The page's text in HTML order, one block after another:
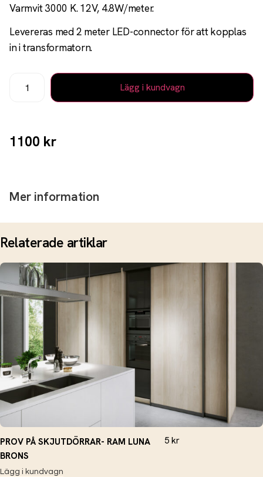
Varmvit 3000 K. 12V, 4.8W/meter.
Levereras med 2 meter LED-connector för att kopplas
in i transformatorn.
Lägg i kundvagn
1100 kr
Mer information
Relaterade artiklar
PROV PÅ SKJUTDÖRRAR- RAM LUNA
BRONS
Lägg i kundvagn
5 kr